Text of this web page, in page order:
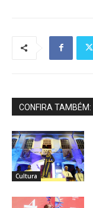
CONFIRA TAMBÉM:
Cultura